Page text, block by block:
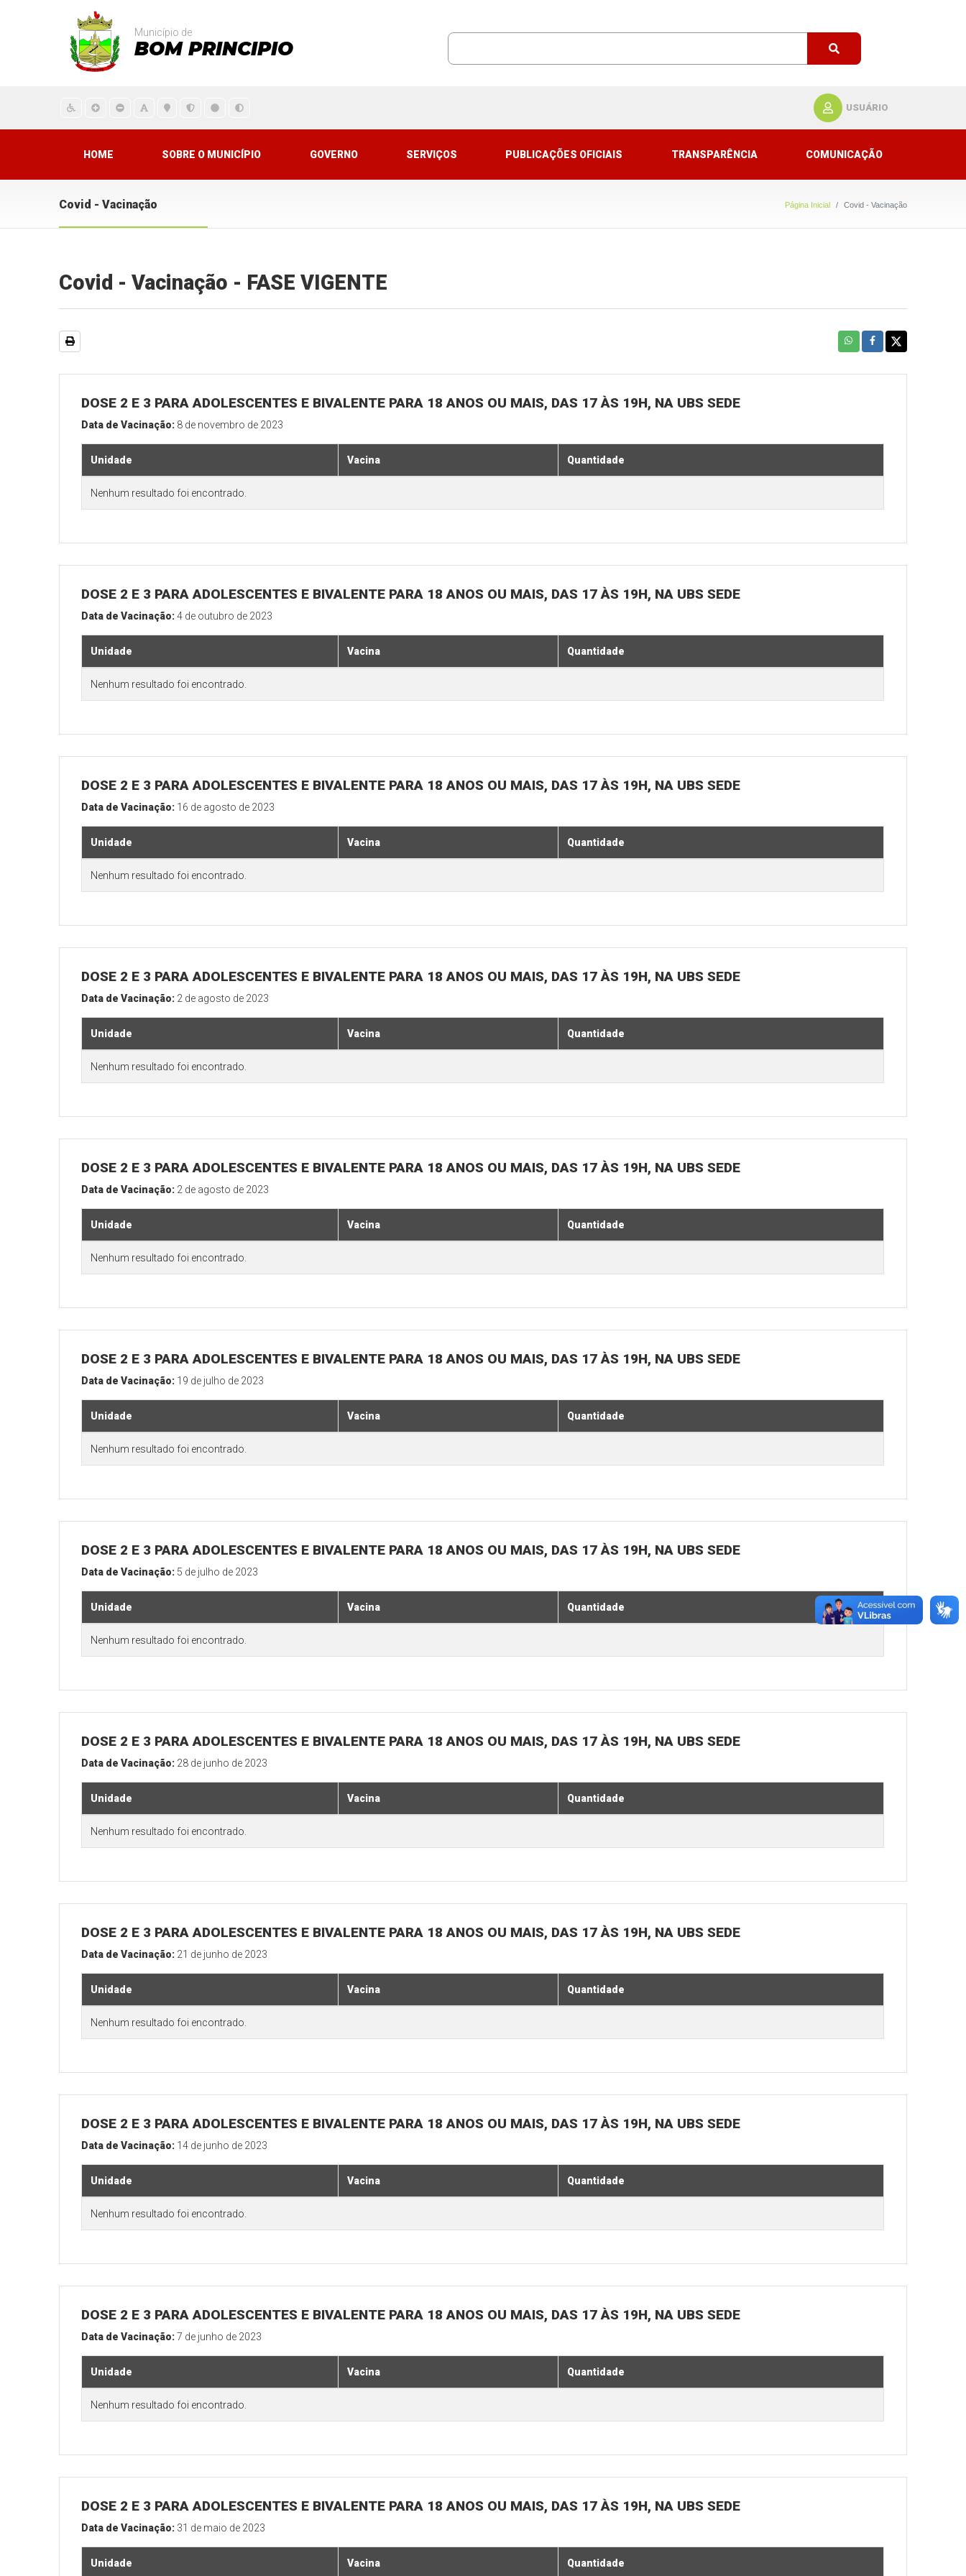
Município de
BOM PRINCIPIO
USUÁRIO
HOME SOBRE O MUNICÍPIO GOVERNO SERVIÇOS PUBLICAÇÕES OFICIAIS TRANSPARÊNCIA COMUNICAÇÃO
Covid - Vacinação Página Inicial Covid - Vacinação
Covid - Vacinação - FASE VIGENTE
DOSE 2 E 3 PARA ADOLESCENTES E BIVALENTE PARA 18 ANOS OU MAIS, DAS 17 ÀS 19H, NA UBS SEDE
Data de Vacinação: 8 de novembro de 2023
Unidade Vacina Quantidade
Nenhum resultado foi encontrado.
DOSE 2 E 3 PARA ADOLESCENTES E BIVALENTE PARA 18 ANOS OU MAIS, DAS 17 ÀS 19H, NA UBS SEDE
Data de Vacinação:4 de outubro de 2023
Unidade Vacina Quantidade
Nenhum resultado foi encontrado.
DOSE 2 E 3 PARA ADOLESCENTES E BIVALENTE PARA 18 ANOS OU MAIS, DAS 17 ÀS 19H, NA UBS SEDE
Data de Vacinação: 16 de agosto de 2023
Unidade Vacina Quantidade
Nenhum resultado foi encontrado.
DOSE 2 E 3 PARA ADOLESCENTES E BIVALENTE PARA 18 ANOS OU MAIS, DAS 17 ÀS 19H, NA UBS SEDE
Data de Vacinação: 2 de agosto de 2023
Unidade Vacina Quantidade
Nenhum resultado foi encontrado.
DOSE 2 E 3 PARA ADOLESCENTES E BIVALENTE PARA 18 ANOS OU MAIS, DAS 17 ÀS 19H, NA UBS SEDE
Data de Vacinação: 2 de agosto de 2023
Unidade Vacina Quantidade
Nenhum resultado foi encontrado.
DOSE 2 E 3 PARA ADOLESCENTES E BIVALENTE PARA 18 ANOS OU MAIS, DAS 17 ÀS 19H, NA UBS SEDE
Data de Vacinação: 19 de julho de 2023
Unidade Vacina Quantidade
Nenhum resultado foi encontrado.
DOSE 2 E 3 PARA ADOLESCENTES E BIVALENTE PARA 18 ANOS OU MAIS, DAS 17 ÀS 19H, NA UBS SEDE
Data de Vacinação: 5 de julho de 2023
Unidade Vacina Quantidade
Nenhum resultado foi encontrado.
DOSE 2 E 3 PARA ADOLESCENTES E BIVALENTE PARA 18 ANOS OU MAIS, DAS 17 ÀS 19H, NA UBS SEDE
Data de Vacinação: 28 de junho de 2023
Unidade Vacina Quantidade
Nenhum resultado foi encontrado.
DOSE 2 E 3 PARA ADOLESCENTES E BIVALENTE PARA 18 ANOS OU MAIS, DAS 17 ÀS 19H, NA UBS SEDE
Data de Vacinação: 21 de junho de 2023
Unidade Vacina Quantidade
Nenhum resultado foi encontrado.
DOSE 2 E 3 PARA ADOLESCENTES E BIVALENTE PARA 18 ANOS OU MAIS, DAS 17 ÀS 19H, NA UBS SEDE
Data de Vacinação: 14 de junho de 2023
Unidade Vacina Quantidade
Nenhum resultado foi encontrado.
DOSE 2 E 3 PARA ADOLESCENTES E BIVALENTE PARA 18 ANOS OU MAIS, DAS 17 ÀS 19H, NA UBS SEDE
Data de Vacinação:7 de junho de 2023
Unidade Vacina Quantidade
Nenhum resultado foi encontrado.
DOSE 2 E 3 PARA ADOLESCENTES E BIVALENTE PARA 18 ANOS OU MAIS, DAS 17 ÀS 19H, NA UBS SEDE
Data de Vacinação: 31 de maio de 2023
Unidade Vacina Quantidade